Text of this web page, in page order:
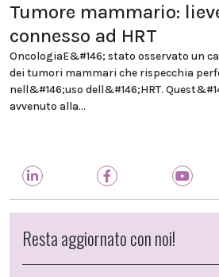
Tumore mammario:
connesso ad HRT
OncologiaE&#146; stato osservato un
dei tumori mammari che rispecchia
nell&#146;uso dell&#146;HRT.
avvenuto alla...
Resta aggiornato con noi!